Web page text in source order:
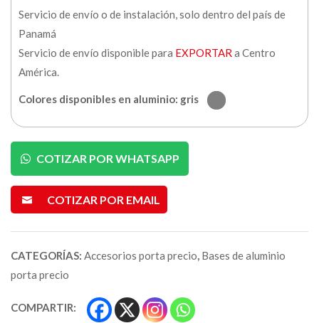
Servicio de envío o de instalación, solo dentro del país de
Panamá
Servicio de envío disponible para EXPORTAR a Centro
América.
Colores disponibles en aluminio: gris
COTIZAR POR WHATSAPP
COTIZAR POR EMAIL
CATEGORÍAS: Accesorios porta precio, Bases de aluminio
porta precio
COMPARTIR: